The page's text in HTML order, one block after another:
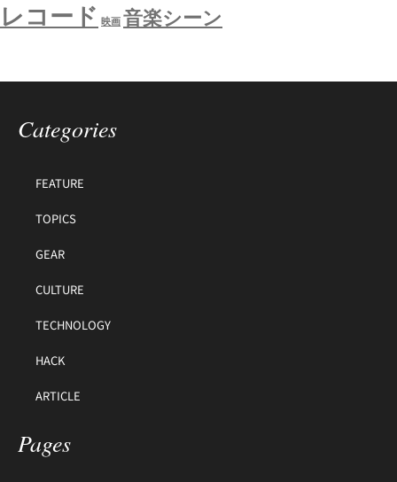
レコード 映画 音楽シーン
Categories
FEATURE
TOPICS
GEAR
CULTURE
TECHNOLOGY
HACK
ARTICLE
Pages